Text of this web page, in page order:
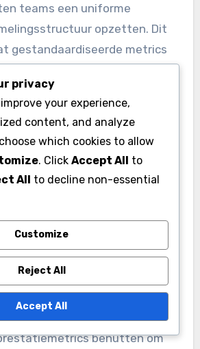
gegevens uit
bronnen
gegevens uit verschillende
trainingen
van spelers, is cruciaal
Verschillende
incompatibele formaten of
wat de analyse van
bemoeilijkt.
van een speler effectief te
teams een uniforme
opzetten. Dit
gestandaardiseerde metrics
en dat alle gegevensbronnen
privacy
your experience,
content, and analyze
which cookies to allow
. Click Accept All to
All to decline non-essential
Customize
Reject All
Accept All